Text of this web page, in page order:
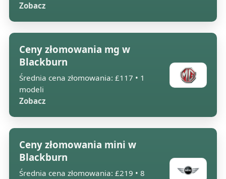
Zobacz
Ceny złomowania mg w
Blackburn
Średnia cena złomowania: £117 • 1
modeli
Zobacz
Ceny złomowania mini w
Blackburn
Średnia cena złomowania: £219 • 8